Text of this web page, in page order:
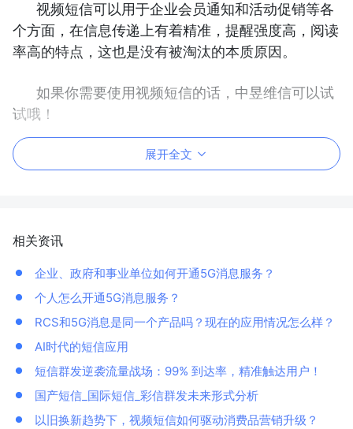
视频短信可以用于企业会员通知和活动促销等各
个方面，在信息传递上有着精准，提醒强度高，阅读
率高的特点，这也是没有被淘汰的本质原因。
如果你需要使用视频短信的话，中昱维信可以试
试哦！
展开全文
相关资讯
企业、政府和事业单位如何开通5G消息服务？
个人怎么开通5G消息服务？
RCS和5G消息是同一个产品吗？现在的应用情况怎么样？
AI时代的短信应用
短信群发逆袭流量战场：99% 到达率，精准触达用户！
国产短信_国际短信_彩信群发未来形式分析
以旧换新趋势下，视频短信如何驱动消费品营销升级？